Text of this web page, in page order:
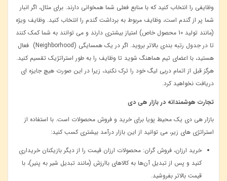
وظایفی را انتخاب کنید که با منابع فعلی شما همخوانی دارند. برای مثال، اگر انبار
شما پر از گندم است، وظایف مربوط به برداشت گندم را انتخاب کنید. وظایف ویژه
(مانند تولید 10 محصول خاص) امتیاز بیشتری دارند و می ‌توانند به شما کمک کنند
تا در جدول رتبه ‌بندی بالاتر بروید. اگر در یک همسایگی (Neighborhood) فعال
هستید، با اعضای تیم هماهنگ شوید تا وظایف را به طور استراتژیک تقسیم کنید.
هرگز قبل از اتمام دربی لیگ خود را ترک نکنید، زیرا در این صورت هیچ جایزه ‌ای
دریافت نخواهید کرد.
تجارت هوشمندانه در بازار هی دی
بازار هی دی یک محیط پویا برای خرید و فروش محصولات است. با استفاده از
استراتژی‌ های زیر، می ‌توانید از این بازار درآمد بیشتری کسب کنید:
خرید ارزان، فروش گران: محصولات ارزان ‌قیمت را از دیگر بازیکنان خریداری
کنید و پس از تبدیل آن‌ها به کالاهای باارزش (مانند تبدیل شیر به پنیر)، با
قیمت بالاتر بفروشید.